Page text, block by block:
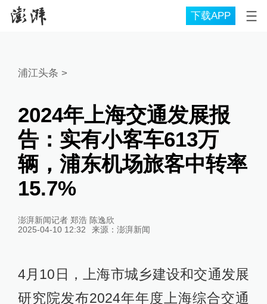
下载APP
浦江头条 >
2024年上海交通发展报
告：实有小客车613万
辆，浦东机场旅客中转率
15.7%
澎湃新闻记者 郑浩 陈逸欣
2025-04-10 12:32
来源： 澎湃新闻
4月10日，上海市城乡建设和交通发展
研究院发布2024年年度上海综合交通